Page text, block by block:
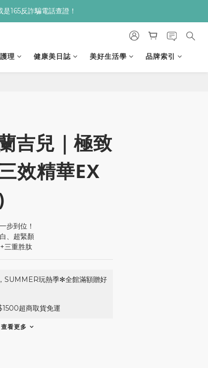
保濕亮顏卸妝膏
理 健康美日誌 美好生活學 品牌索引
吉兒｜極致
效精華EX
步到位！
、超緊顏
三重胜肽
SUMMER玩熱季✻全館滿額贈好
超商取貨免運
查看更多